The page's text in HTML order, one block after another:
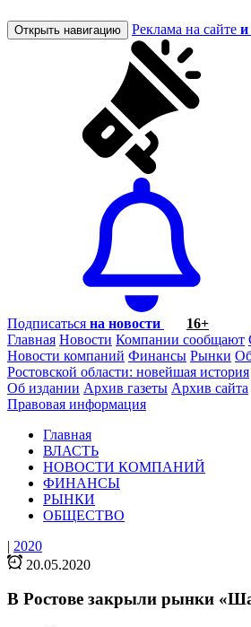
Открыть навигацию Реклама на сайте и
Подписаться на новости
16+
Главная Новости Компании сообщают
Новости компаний Финансы Рынки
Ростовской области: новейшая история
Об издании Архив газеты Архив сайта
Правовая информация
Главная
ВЛАСТЬ
НОВОСТИ КОМПАНИЙ
ФИНАНСЫ
РЫНКИ
ОБЩЕСТВО
| 2020
20.05.2020
В Ростове закрыли рынки